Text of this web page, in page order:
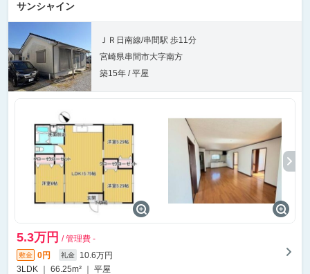
サンシャイン
ＪＲ日南線/串間駅 歩11分
宮崎県串間市大字南方
築15年 / 平屋
5.3万円 / 管理費 -
敷金 0円 礼金
10.6万円
3LDK ｜ 66.25m² ｜ 平屋